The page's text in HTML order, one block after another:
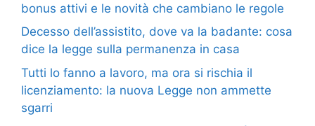
bonus attivi e le novità che cambiano le regole
Decesso dell’assistito, dove va la badante: cosa
dice la legge sulla permanenza in casa
Tutti lo fanno a lavoro, ma ora si rischia il
licenziamento: la nuova Legge non ammette
sgarri